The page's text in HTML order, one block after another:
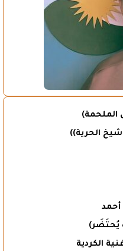
الحرية))
أحمد
يُحتَضَر)
الكردية